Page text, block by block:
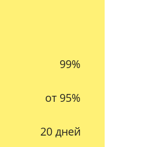
99%
от 95%
20 дней